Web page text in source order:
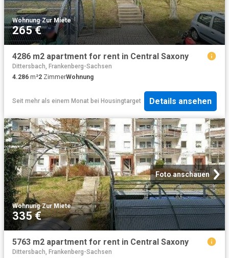
Wohnung·Zur Miete
265 €
4286 m2 apartment for rent in Central Saxony
Dittersbach, Frankenberg-Sachsen
4.286 m²2 ZimmerWohnung
Seit mehr als einem Monat bei Housingtarget Details ansehen
Foto anschauen
Wohnung·Zur Miete
335 €
5763 m2 apartment for rent in Central Saxony
Dittersbach, Frankenberg-Sachsen